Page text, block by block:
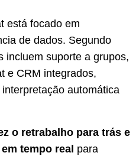
está focado em
de dados. Segundo
incluem suporte a grupos,
e CRM integrados,
automática
o retrabalho para trás e
tempo real para